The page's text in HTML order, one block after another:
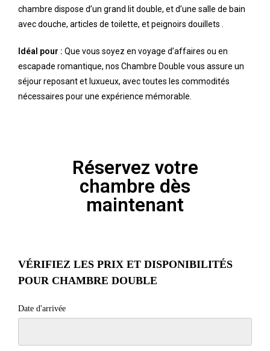
chambre dispose d’un grand lit double, et d’une salle de bain
avec douche, articles de toilette, et peignoirs douillets .
Idéal pour : Que vous soyez en voyage d’affaires ou en
escapade romantique, nos Chambre Double vous assure un
séjour reposant et luxueux, avec toutes les commodités
nécessaires pour une expérience mémorable.
Réservez votre
chambre dès
maintenant
VÉRIFIEZ LES PRIX ET DISPONIBILITÉS
POUR CHAMBRE DOUBLE
Date d'arrivée